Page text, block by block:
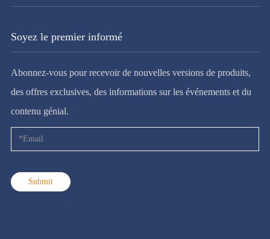
Soyez le premier informé
Abonnez-vous pour recevoir de nouvelles versions de produits,
des offres exclusives, des informations sur les événements et du
contenu génial.
Submit